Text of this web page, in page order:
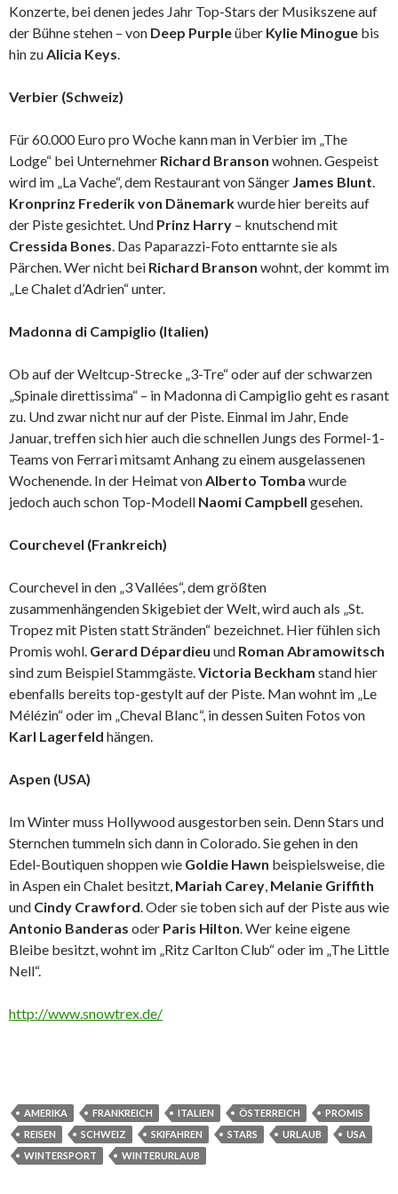
Konzerte, bei denen jedes Jahr Top-Stars der Musikszene auf
der Bühne stehen – von Deep Purpleüber Kylie Minogue bis
hin zuAlicia Keys.
Verbier (Schweiz)
Für 60.000 Euro pro Woche kann man in Verbier im „The
Lodge“ bei Unternehmer Richard Branson wohnen. Gespeist
wird im „La Vache“, dem Restaurant von Sänger James Blunt.
Kronprinz Frederik von Dänemarkwurde hier bereits auf
der Piste gesichtet. Und Prinz Harry – knutschend mit
Cressida Bones. Das Paparazzi-Foto enttarnte sie als
Pärchen. Wer nicht bei Richard Branson wohnt, der kommt im
„Le Chalet d’Adrien“ unter.
Madonna di Campiglio (Italien)
Ob auf der Weltcup-Strecke „3-Tre“ oder auf der schwarzen
„Spinale direttissima“ – in Madonna di Campiglio geht es rasant
zu. Und zwar nicht nur auf der Piste. Einmal im Jahr, Ende
Januar, treffen sich hier auch die schnellen Jungs des Formel-1-
Teams von Ferrari mitsamt Anhang zu einem ausgelassenen
Wochenende. In der Heimat vonAlberto Tomba wurde
jedoch auch schon Top-Modell Naomi Campbell gesehen.
Courchevel (Frankreich)
Courchevel in den „3 Vallées“, dem größten
zusammenhängenden Skigebiet der Welt, wird auch als „St.
Tropez mit Pisten statt Stränden“ bezeichnet. Hier fühlen sich
Promis wohl. Gerard Dépardieu und Roman Abramowitsch
sind zum Beispiel Stammgäste.Victoria Beckham stand hier
ebenfalls bereits top-gestylt auf der Piste. Man wohnt im „Le
Mélézin“ oder im „Cheval Blanc“, in dessen Suiten Fotos von
Karl Lagerfeld hängen.
Aspen (USA)
Im Winter muss Hollywood ausgestorben sein. Denn Stars und
Sternchen tummeln sich dann in Colorado. Sie gehen in den
Edel-Boutiquen shoppen wie Goldie Hawn beispielsweise, die
in Aspen ein Chalet besitzt, Mariah Carey, Melanie Griffith
und Cindy Crawford. Oder sie toben sich auf der Piste aus wie
Antonio Banderas oder Paris Hilton. Wer keine eigene
Bleibe besitzt, wohnt im „Ritz Carlton Club“ oder im „The Little
Nell“.
http://www.snowtrex.de/
AMERIKA FRANKREICH ITALIEN ÖSTERREICH
PROMIS
REISEN
SCHWEIZ SKIFAHREN STARS URLAUB
USA
WINTERSPORT
WINTERURLAUB